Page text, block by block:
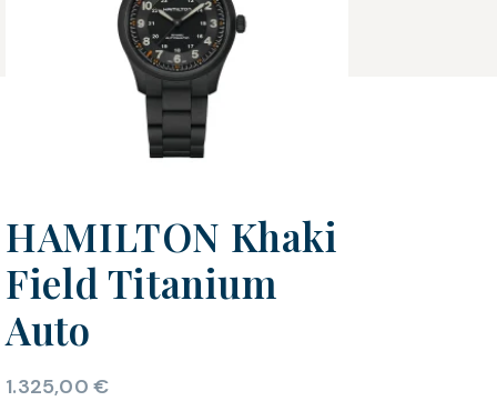
HAMILTON Khaki
Field Titanium
Auto
1.325,00€